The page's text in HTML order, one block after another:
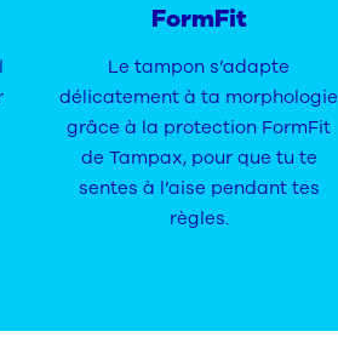
FormFit
Le tampon s’adapte
délicatement à ta morphologie
grâce à la protection FormFit
de Tampax, pour que tu te
sentes à l’aise pendant tes
règles.